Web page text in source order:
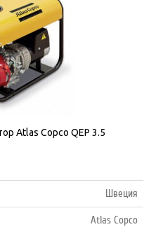
Atlas Copco QEP 3.5
Швеция
Atlas Copco